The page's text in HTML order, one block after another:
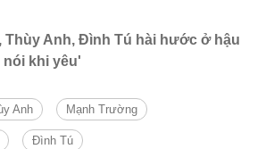
Thùy Anh, Đình Tú hài hước ở hậu
khi yêu'
Anh Mạnh Trường
Đình Tú